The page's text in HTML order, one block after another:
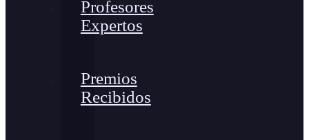
Profesores
Expertos
Premios
Recibidos